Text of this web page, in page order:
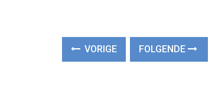
VORIGE FOLGENDE